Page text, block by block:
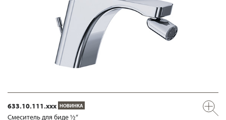
633.10.111.xxx НОВИНКА
Смеситель для биде ½“